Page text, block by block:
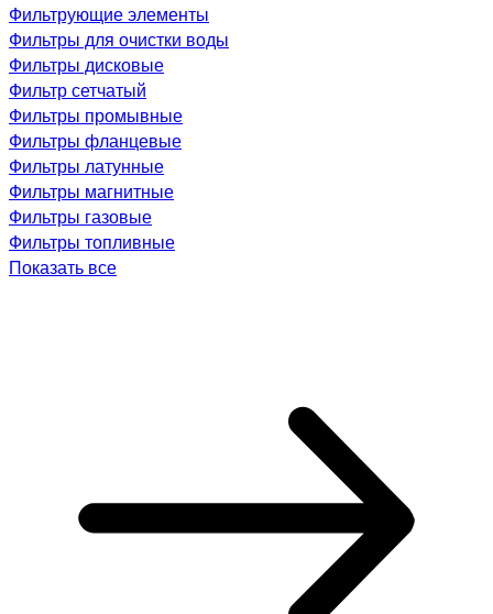
Фильтрующие элементы
Фильтры для очистки воды
Фильтры дисковые
Фильтр сетчатый
Фильтры промывные
Фильтры фланцевые
Фильтры латунные
Фильтры магнитные
Фильтры газовые
Фильтры топливные
Показать все